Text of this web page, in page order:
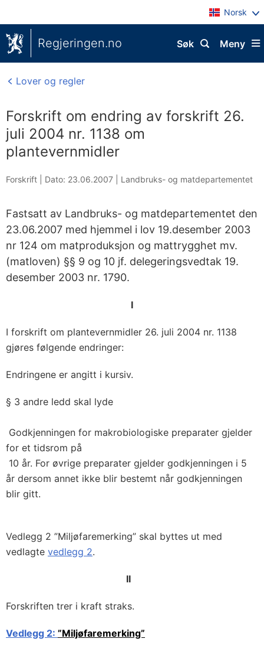
Norsk
Regjeringen.no Meny
Søk
Lover og regler
Forskrift om endring av forskrift 26.
juli 2004 nr. 1138 om
plantevernmidler
Forskrift | Dato: 23.06.2007 Landbruks- og matdepartementet
Fastsatt av Landbruks- og matdepartementet den
23.06.2007 med hjemmel i lov 19.desember 2003
nr 124 om matproduksjon og mattrygghet mv.
(matloven) §§ 9 og 10 jf. delegeringsvedtak 19.
desember 2003 nr. 1790.
I
I forskrift om plantevernmidler 26. juli 2004 nr. 1138
gjøres følgende endringer:
Endringene er angitt i kursiv.
§ 3 andre ledd skal lyde
Godkjenningen for makrobiologiske preparater gjelder
for et tidsrom på
10 år. For øvrige preparater gjelder godkjenningen i 5
år dersom annet ikke blir bestemt når godkjenningen
blir gitt.
Vedlegg 2 ”Miljøfaremerking” skal byttes ut med
vedlagte vedlegg 2.
II
Forskriften trer i kraft straks.
Vedlegg 2: ”Miljøfaremerking”